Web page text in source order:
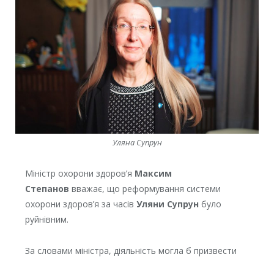
Уляна Супрун
Міністр охорони здоров’я Максим
Степанов вважає, що реформування системи
охорони здоров’я за часів Уляни Супрун було
руйнівним.
За словами міністра, діяльність могла б призвести